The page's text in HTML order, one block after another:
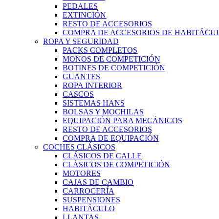
PEDALES
EXTINCIÓN
RESTO DE ACCESORIOS
COMPRA DE ACCESORIOS DE
ROPA Y SEGURIDAD
PACKS COMPLETOS
MONOS DE COMPETICIÓN
BOTINES DE COMPETICIÓN
GUANTES
ROPA INTERIOR
CASCOS
SISTEMAS HANS
BOLSAS Y MOCHILAS
EQUIPACIÓN PARA MECÁNICOS
RESTO DE ACCESORIOS
COMPRA DE EQUIPACIÓN
COCHES CLÁSICOS
CLÁSICOS DE CALLE
CLÁSICOS DE COMPETICIÓN
MOTORES
CAJAS DE CAMBIO
CARROCERÍA
SUSPENSIONES
HABITÁCULO
LLANTAS